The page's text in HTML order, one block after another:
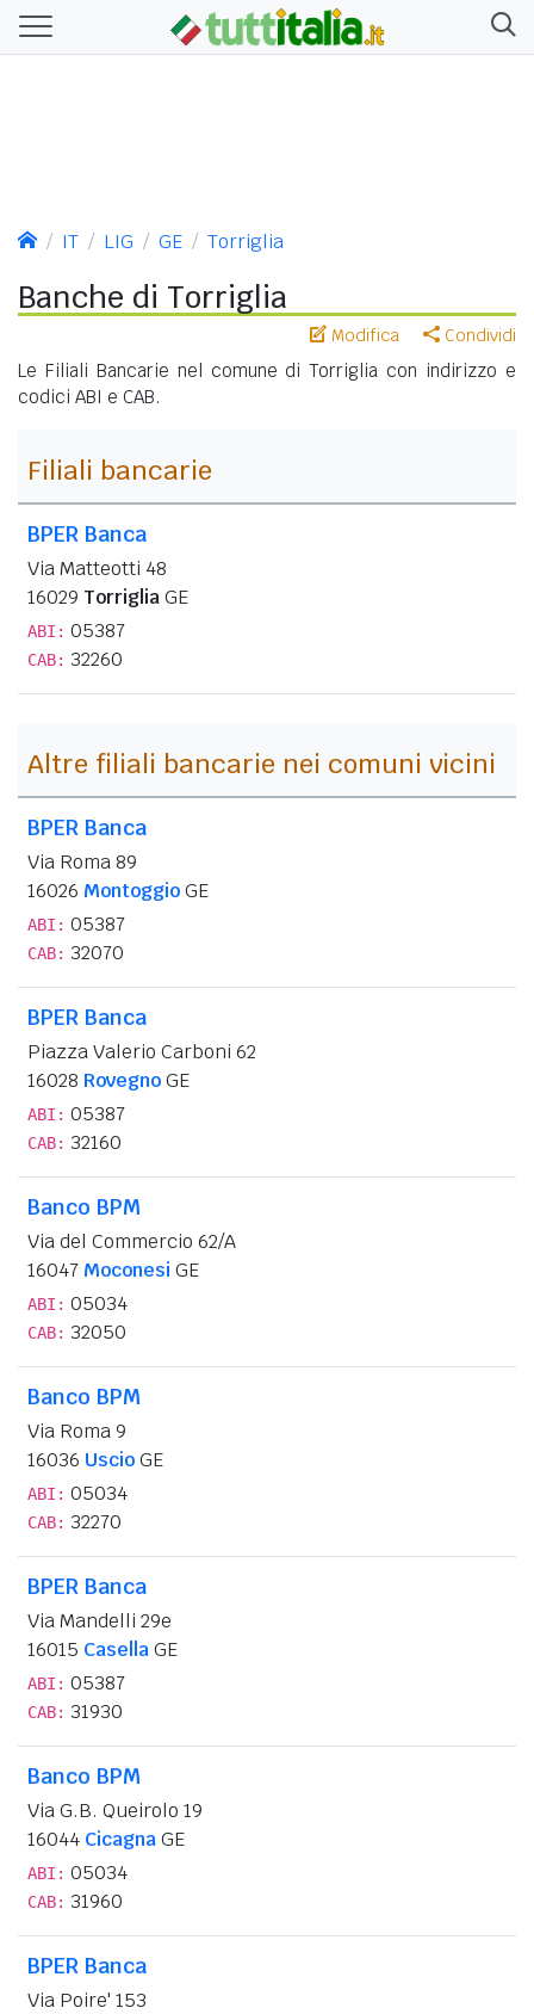
IT LIG GE Torriglia
Banche di Torriglia
Modifica Condividi
Le Filiali Bancarie nel comune di Torriglia con indirizzo e
codici ABI e CAB.
Filiali bancarie
BPER Banca
Via Matteotti 48
16029 TorrigliaGE
ABI: 05387
CAB: 32260
Altre filiali bancarie nei comuni vicini
BPER Banca
Via Roma 89
16026 MontoggioGE
ABI: 05387
CAB: 32070
BPER Banca
Piazza Valerio Carboni 62
16028 RovegnoGE
ABI: 05387
CAB: 32160
Banco BPM
Via del Commercio 62/A
16047 Moconesi GE
ABI: 05034
CAB: 32050
Banco BPM
Via Roma 9
16036 UscioGE
ABI: 05034
CAB: 32270
BPER Banca
Via Mandelli 29e
16015 CasellaGE
ABI: 05387
CAB: 31930
Banco BPM
Via G.B. Queirolo 19
16044 CicagnaGE
ABI: 05034
CAB: 31960
BPER Banca
Via Poire' 153